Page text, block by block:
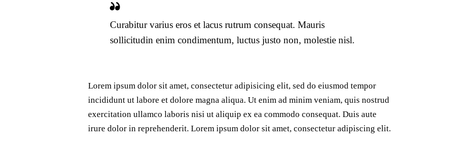
Curabitur varius eros et lacus rutrum consequat. Mauris
sollicitudin enim condimentum, luctus justo non, molestie nisl.
Lorem ipsum dolor sit amet, consectetur adipisicing elit, sed do eiusmod tempor
incididunt ut labore et dolore magna aliqua. Ut enim ad minim veniam, quis nostrud
exercitation ullamco laboris nisi ut aliquip ex ea commodo consequat. Duis aute
irure dolor in reprehenderit. Lorem ipsum dolor sit amet, consectetur adipiscing elit.